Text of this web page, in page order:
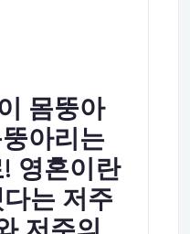
몸뚱아
아리는
영혼이란
는 저주